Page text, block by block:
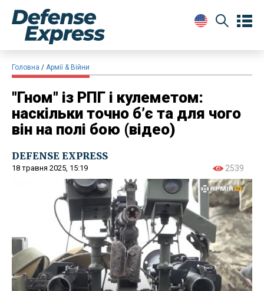
Головна Армії & Війни
"Гном" із РПГ і кулеметом:
наскільки точно б’є та для чого
він на полі бою (відео)
DEFENSE EXPRESS
18 травня 2025, 15:19 2539